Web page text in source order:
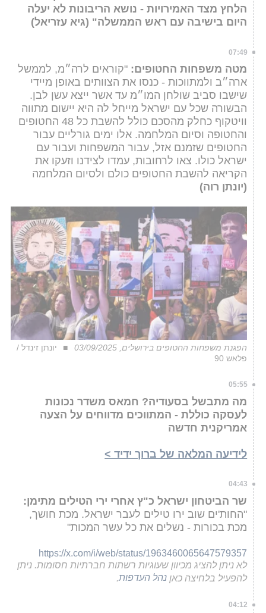
הלחץ מצד האמירויות - נושא הריבונות לא יעלה
היום בישיבה עם ראש הממשלה" (גיא עזריאל)
07:49
מטה משפחות החטופים: "קוראים לרה״מ, לממשל
ארה״ב ולמתווכות - כנסו את הצוותים באופן מיידי
שישבו סביב שולחן המו״מ עד אשר ייצא עשן לבן.
הבשורה שכל עם ישראל מייחל לה היא יישום מתווה
וויטקוף כחלק מהסכם כולל להשבת כל 48 החטופים
והחטופה וסיום המלחמה. אלו ימים גורליים עבור
החטופים שזמנם אזל, עבור המשפחות ועבור עם
ישראל כולו. צאו לרחובות, עמדו לצידנו וזעקו את
הקריאה להשבת החטופים כולם ולסיום המלחמה
(יונתן רוה)
הפגנת משפחות החטופים בירושלים, 03/09/2025
יונתן זינדל /
פלאש 90
05:55
מה מתבשל בסעודיה? חמאס משדר נכונות
לעסקה כוללת - המתווכים מדווחים על הצעה
אמריקנית חדשה
לידיעה המלאה של ברוך ידיד >
04:43
שר הביטחון ישראל כ"ץ אחרי ירי הטילים מתימן:
"החות'ים שוב ירו טילים לעבר ישראל. מכת חושך,
מכת בכורות - נשלים את כל עשר המכות"
https://x.com/i/web/status/1963460065647579357
לא ניתן להציג מכיוון שעוגיות רשתות חברתיות חסומות. ניתן
להפעיל בלחיצה כאן נהל העדפות.
04:12